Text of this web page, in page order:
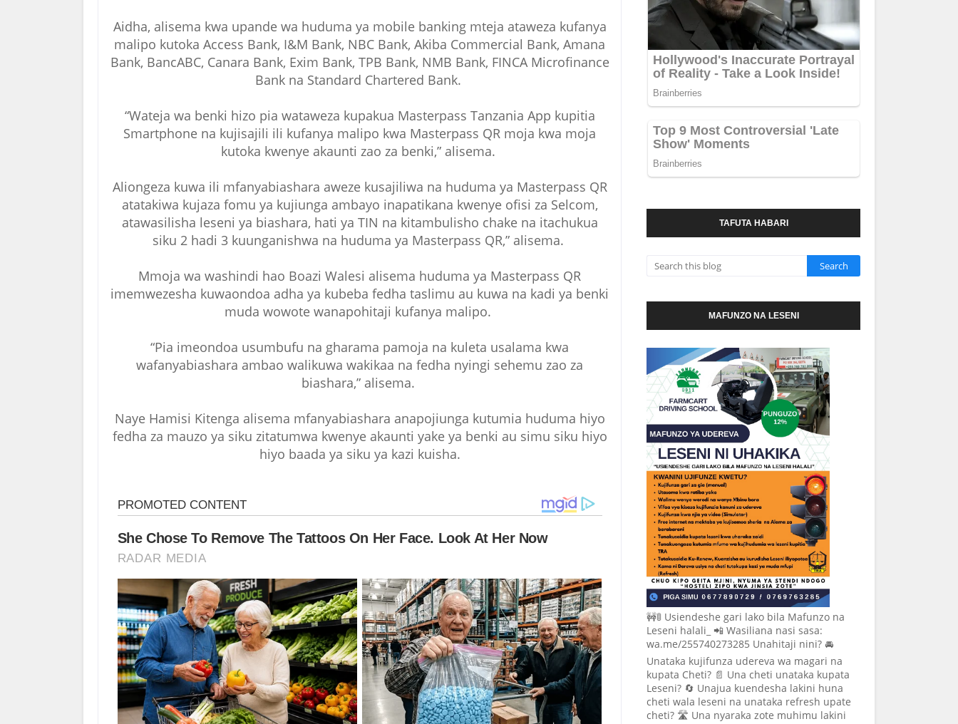
Aidha, alisema kwa upande wa huduma ya mobile banking mteja ataweza kufanya
malipo kutoka Access Bank, I&M Bank, NBC Bank, Akiba Commercial Bank, Amana
Bank, BancABC, Canara Bank, Exim Bank, TPB Bank, NMB Bank, FINCA Microfinance
Bank na Standard Chartered Bank.
“Wateja wa benki hizo pia wataweza kupakua Masterpass Tanzania App kupitia
Smartphone na kujisajili ili kufanya malipo kwa Masterpass QR moja kwa moja
kutoka kwenye akaunti zao za benki,” alisema.
Aliongeza kuwa ili mfanyabiashara aweze kusajiliwa na huduma ya Masterpass QR
atatakiwa kujaza fomu ya kujiunga ambayo inapatikana kwenye ofisi za Selcom,
atawasilisha leseni ya biashara, hati ya TIN na kitambulisho chake na itachukua
siku 2 hadi 3 kuunganishwa na huduma ya Masterpass QR,” alisema.
Mmoja wa washindi hao Boazi Walesi alisema huduma ya Masterpass QR
imemwezesha kuwaondoa adha ya kubeba fedha taslimu au kuwa na kadi ya benki
muda wowote wanapohitaji kufanya malipo.
“Pia imeondoa usumbufu na gharama pamoja na kuleta usalama kwa
wafanyabiashara ambao walikuwa wakikaa na fedha nyingi sehemu zao za
biashara,” alisema.
Naye Hamisi Kitenga alisema mfanyabiashara anapojiunga kutumia huduma hiyo
fedha za mauzo ya siku zitatumwa kwenye akaunti yake ya benki au simu siku hiyo
hiyo baada ya siku ya kazi kuisha.
TAFUTA HABARI
MAFUNZO NA LESENI
🚧🚦 Usiendeshe gari lako bila Mafunzo na
Leseni halali_ 📲 Wasiliana nasi sasa:
wa.me/255740273285 Unahitaji nini? 🚘
Unataka kujifunza udereva wa magari na
kupata Cheti? 📄 Una cheti unataka kupata
Leseni? 🔄 Unajua kuendesha lakini huna
cheti wala leseni na unataka refresh upate
cheti? 🛣️ Una nyaraka zote muhimu lakini